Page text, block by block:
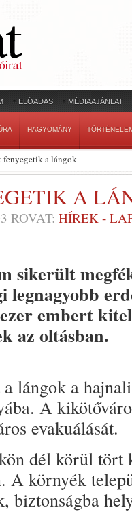
ELŐADÁS MÉDIAAJÁNLAT
HAGYOMÁNY
fenyegetik a lángok
A
ROVAT: HÍREK -
sikerült
embert
az oltásban.
lángok a
A
evakuálását.
dél körül tört
A környék
biztonságba